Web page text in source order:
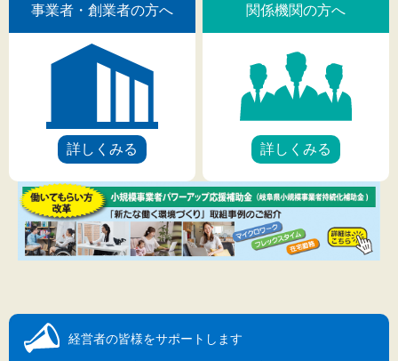
関市東商工会情報
お問い合わせ
文字サイズ
標準 拡大
事業者・創業者の方へ
詳しくみる
関係機関の方へ
詳しくみる
最新の支援情報
支援実績・実例のご紹介
経営者の皆様をサポートします